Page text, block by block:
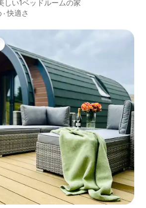
しい1ベッドルームの家
·快適さ
イスです。